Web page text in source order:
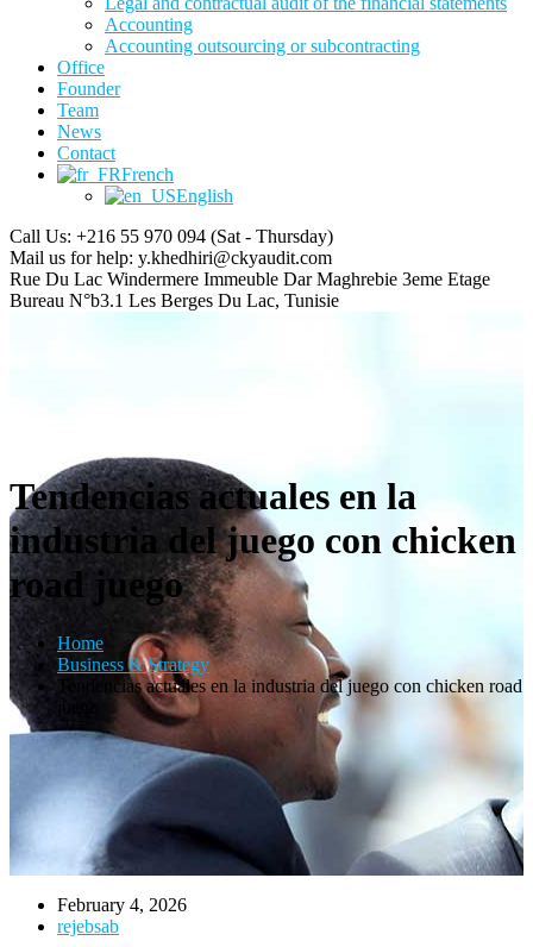
Accounting
Accounting outsourcing or subcontracting
Office
Founder
Team
News
Contact
French
English
Call Us: +216 55 970 094 (Sat - Thursday)
Mail us for help: y.khedhiri@ckyaudit.com
Rue Du Lac Windermere Immeuble Dar Maghrebie 3eme Etage
Bureau N°b3.1 Les Berges Du Lac, Tunisie
Tendencias actuales en la
industria del juego con chicken
road juego
Home
Business & Strategy
Tendencias actuales en la industria del juego con chicken road
juego
February 4, 2026
rejebsab